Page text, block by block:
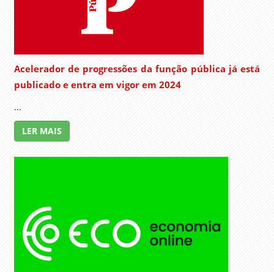
Acelerador de progressões da função pública já está
publicado e entra em vigor em 2024
...
LER MAIS